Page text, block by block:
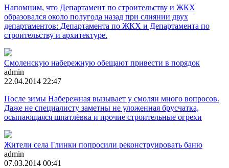
Напомним, что Департамент по строительству и ЖКХ
образовался около полугода назад при слиянии двух
департаментов: Департамента по ЖКХ и Департамента по
строительству и архитектуре.
Смоленскую набережную обещают привести в порядок
admin
22.04.2014 22:47
После зимы Набережная вызывает у смолян много вопросов.
Даже не специалисту заметны не уложенная брусчатка,
осыпающаяся шпатлёвка и прочие строительные огрехи
Жители села Глинки попросили реконструировать баню
admin
07.03.2014 00:41